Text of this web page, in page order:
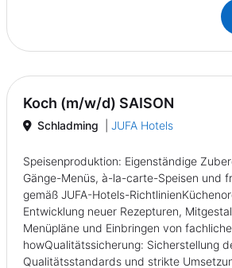
Koch (m/w/d) SAISON
Schladming JUFA Hotels
Speisenproduktion: Eigenständige
Gänge-Menüs, à-la-carte-Speisen und
gemäß JUFA-Hotels-
Entwicklung neuer Rezepturen,
Menüpläne und Einbringen von
howQualitätssicherung: Sicherstellung
Qualitätsstandards und strikte